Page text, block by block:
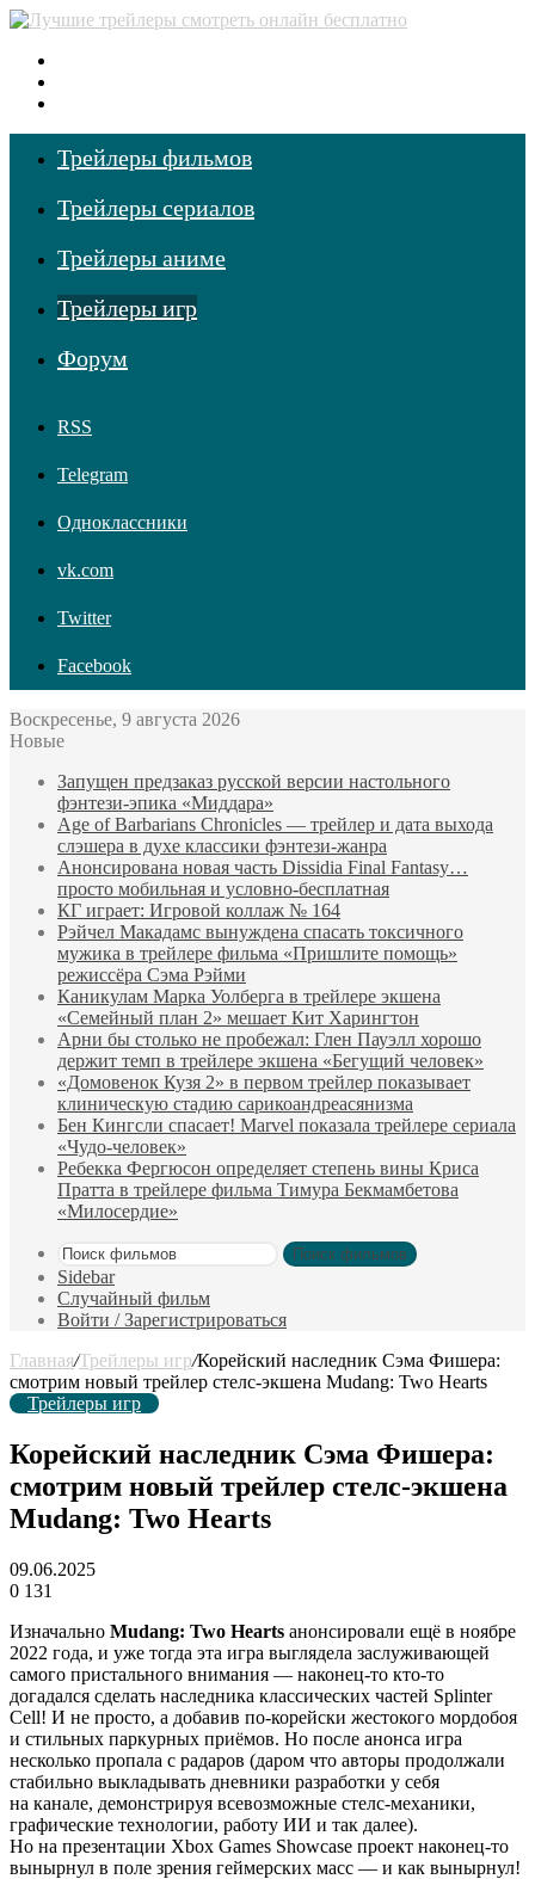
Трейлеры фильмов
Трейлеры сериалов
Трейлеры аниме
Трейлеры игр
Форум
RSS
Telegram
Одноклассники
vk.com
Twitter
Facebook
Воскресенье, 9 августа 2026
Новые
Запущен предзаказ русской версии настольного
фэнтези-эпика «Миддара»
Age of Barbarians Chronicles — трейлер и дата выхода
слэшера в духе классики фэнтези-жанра
Анонсирована новая часть Dissidia Final Fantasy…
просто мобильная и условно-бесплатная
КГ играет: Игровой коллаж № 164
Рэйчел Макадамс вынуждена спасать токсичного
мужика в трейлере фильма «Пришлите помощь»
режиссёра Сэма Рэйми
Каникулам Марка Уолберга в трейлере экшена
«Семейный план 2» мешает Кит Харингтон
Арни бы столько не пробежал: Глен Пауэлл хорошо
держит темп в трейлере экшена «Бегущий человек»
«Домовенок Кузя 2» в первом трейлер показывает
клиническую стадию сарикоандреасянизма
Бен Кингсли спасает! Marvel показала трейлере сериала
«Чудо-человек»
Ребекка Фергюсон определяет степень вины Криса
Пратта в трейлере фильма Тимура Бекмамбетова
«Милосердие»
Поиск фильмов
Sidebar
Случайный фильм
Войти / Зарегистрироваться
Главная/Трейлеры игр/Корейский наследник Сэма Фишера:
смотрим новый трейлер стелс-экшена Mudang: Two Hearts
Трейлеры игр
Корейский наследник Сэма Фишера:
смотрим новый трейлер стелс-экшена
Mudang: Two Hearts
09.06.2025
0 131
Изначально Mudang: Two Hearts анонсировали ещё в ноябре
2022 года, и уже тогда эта игра выглядела заслуживающей
самого пристального внимания — наконец-то кто-то
догадался сделать наследника классических частей Splinter
Cell! И не просто, а добавив по-корейски жестокого мордобоя
и стильных паркурных приёмов. Но после анонса игра
несколько пропала с радаров (даром что авторы продолжали
стабильно выкладывать дневники разработки у себя
на канале, демонстрируя всевозможные стелс-механики,
графические технологии, работу ИИ и так далее).
Но на презентации Xbox Games Showcase проект наконец-то
вынырнул в поле зрения геймерских масс — и как вынырнул!